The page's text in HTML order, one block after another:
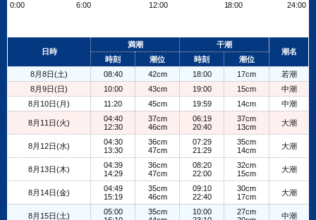
0:00
6:00 12:00 18:00 24:00
+
日時
満潮
干潮
潮名
時刻
潮位 時刻
潮位
8月8日(土)
08:40 42cm 18:00 17cm
若潮
8月9日(日)
10:00 43cm 19:00 15cm
中潮
8月10日(月)
11:20 45cm 19:59 14cm 中潮
8月11日(火)
04:40
12:30
37cm
46cm
06:19
20:40
37cm
13cm
大潮
8月12日(水)
04:30
13:30
36cm
47cm
07:29
21:29
35cm
14cm
大潮
8月13日(木)
04:39
14:29
36cm
47cm
08:20
22:00
32cm
15cm
大潮
8月14日(金)
04:49
15:19
35cm
46cm
09:10
22:40
30cm
17cm
大潮
8月15日(土)
05:00
35cm
10:00
27cm
中潮